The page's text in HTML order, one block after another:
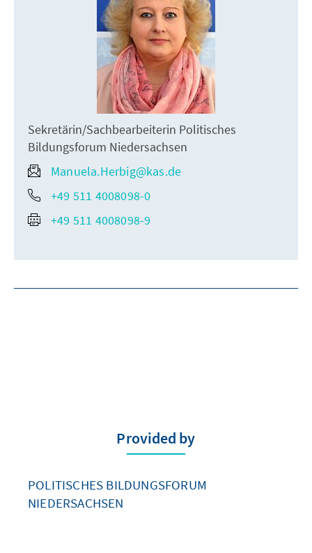
Sekretärin/Sachbearbeiterin Politisches
Bildungsforum Niedersachsen
Manuela.Herbig@kas.de
+49 511 4008098-0
+49 511 4008098-9
Provided by
POLITISCHES BILDUNGSFORUM
NIEDERSACHSEN